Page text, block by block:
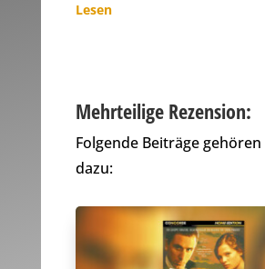
Lesen
Mehrteilige Rezension:
Folgende Beiträge
dazu: